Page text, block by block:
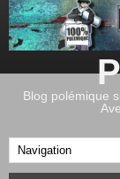
Blog polémique